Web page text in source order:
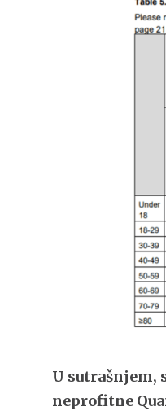
U sutrašnjem,
neprofitne